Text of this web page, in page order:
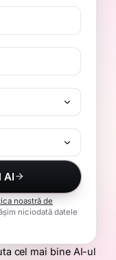
cel mai bine AI-ul
AI
noastră de
niciodată datele